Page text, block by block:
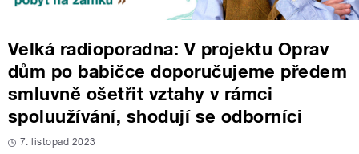
Velká radioporadna: V projektu Oprav
dům po babičce doporučujeme předem
smluvně ošetřit vztahy v rámci
spoluužívání, shodují se odborníci
7. listopad 2023